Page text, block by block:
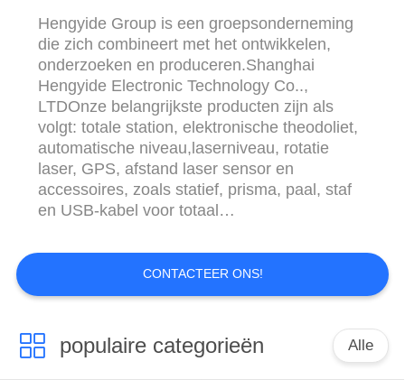
Hengyide Group is een groepsonderneming
die zich combineert met het ontwikkelen,
onderzoeken en produceren.Shanghai
Hengyide Electronic Technology Co..,
LTDOnze belangrijkste producten zijn als
volgt: totale station, elektronische theodoliet,
automatische niveau,laserniveau, rotatie
laser, GPS, afstand laser sensor en
accessoires, zoals statief, prisma, paal, staf
en USB-kabel voor totaal
capaciteit in technisch onderzoek en de
producten die we ontwerpen hebben
geavanceerde technologie en stabiele
het ...
CONTACTEER ONS!
populaire categorieën Alle